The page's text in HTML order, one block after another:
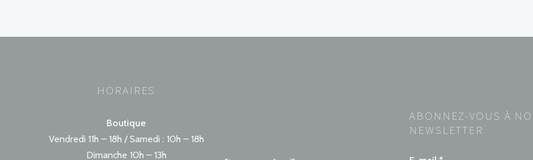
HORAIRES
Boutique
Vendredi 11h – 18h / Samedi : 10h – 18h
Dimanche 10h – 13h
ABONNEZ-VOUS À
NEWSLETTER